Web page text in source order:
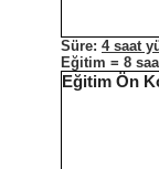
Süre: 4 saat
Eğitim = 8
Eğitim Ön